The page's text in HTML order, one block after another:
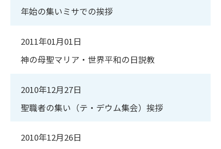
年始の集いミサでの挨拶
2011年01月01日
神の母聖マリア・世界平和の日説教
2010年12月27日
聖職者の集い（テ・デウム集会）挨拶
2010年12月26日